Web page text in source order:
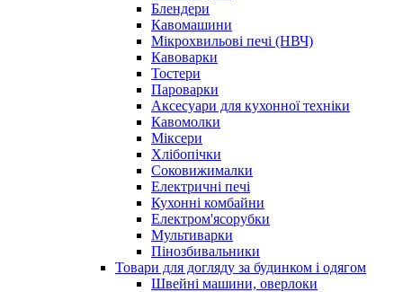
Блендери
Кавомашини
Мікрохвильові печі (НВЧ)
Кавоварки
Тостери
Пароварки
Аксесуари для кухонної техніки
Кавомолки
Міксери
Хлібопічки
Соковижималки
Електричні печі
Кухонні комбайни
Електром'ясорубки
Мультиварки
Пінозбивальники
Товари для догляду за будинком і одягом
Швейні машини, оверлоки